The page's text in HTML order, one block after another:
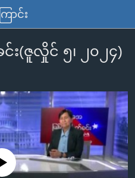
ျား
ာင်း
း(ဇူလှိုင် ၅၊ ၂၀၂၄)
currently available